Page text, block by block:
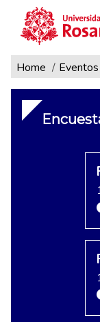
Pasar al contenido
Ruta de
Home Eventos